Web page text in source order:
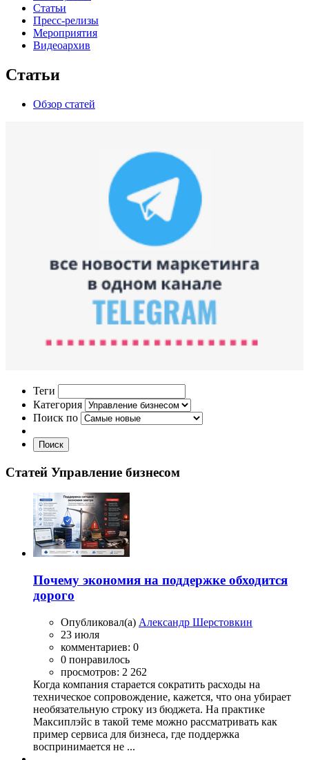
Статьи
Пресс-релизы
Мероприятия
Видеоархив
Статьи
Обзор статей
Теги
Категория
Поиск по
Поиск
Статей Управление бизнесом
Почему экономия на поддержке обходится
дорого
Опубликовал(а) Александр Шерстовкин
23 июля
комментариев: 0
0 понравилось
просмотров: 2 262
Когда компания старается сократить расходы на
техническое сопровождение, кажется, что она убирает
необязательную строку из бюджета. На практике
Максиплэйс в такой теме можно рассматривать как
пример сервиса для бизнеса, где поддержка
воспринимается не ...